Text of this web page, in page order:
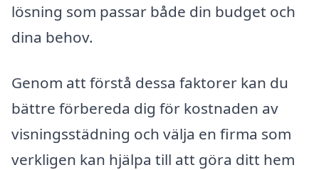
lösning som passar både din budget och
dina behov.
Genom att förstå dessa faktorer kan du
bättre förbereda dig för kostnaden av
visningsstädning och välja en firma som
verkligen kan hjälpa till att göra ditt hem